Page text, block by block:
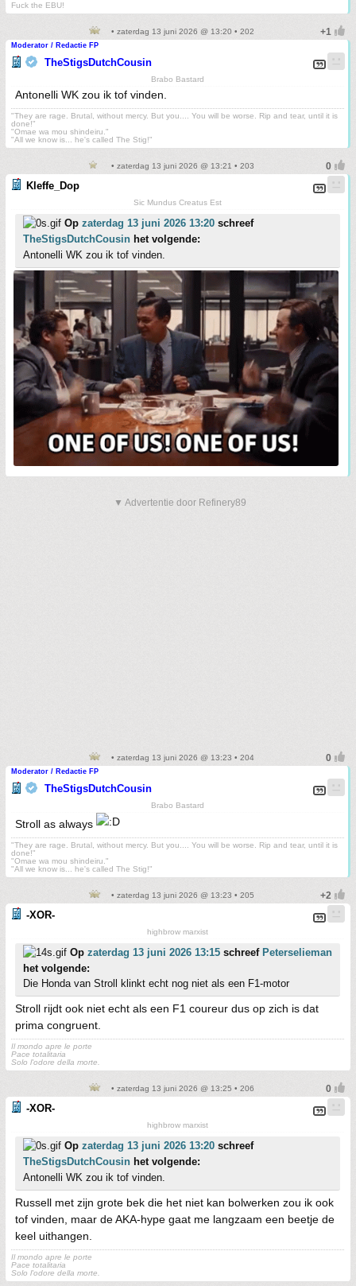
Fuck the EBU!
• zaterdag 13 juni 2026 @ 13:20 • 202
Moderator / Redactie FP
TheStigsDutchCousin
Brabo Bastard
Antonelli WK zou ik tof vinden.
"They are rage. Brutal, without mercy. But you.... You will be worse. Rip and tear, until it is
done!"
"Omae wa mou shindeiru."
"All we know is... he's called The Stig!"
• zaterdag 13 juni 2026 @ 13:21 • 203
Kleffe_Dop
Sic Mundus Creatus Est
Op zaterdag 13 juni 2026 13:20 schreef
TheStigsDutchCousin het volgende:
Antonelli WK zou ik tof vinden.
▼ Advertentie door Refinery89
• zaterdag 13 juni 2026 @ 13:23 • 204
Moderator / Redactie FP
TheStigsDutchCousin
Brabo Bastard
Stroll as always
"They are rage. Brutal, without mercy. But you.... You will be worse. Rip and tear, until it is
done!"
"Omae wa mou shindeiru."
"All we know is... he's called The Stig!"
• zaterdag 13 juni 2026 @ 13:23 • 205
-XOR-
highbrow marxist
Op zaterdag 13 juni 2026 13:15 schreef Peterselieman
het volgende:
Die Honda van Stroll klinkt echt nog niet als een F1-motor
Stroll rijdt ook niet echt als een F1 coureur dus op zich is dat
prima congruent.
Il mondo apre le porte
Pace totalitaria
Solo l'odore della morte.
• zaterdag 13 juni 2026 @ 13:25 • 206
-XOR-
highbrow marxist
Op zaterdag 13 juni 2026 13:20 schreef
TheStigsDutchCousin het volgende:
Antonelli WK zou ik tof vinden.
Russell met zijn grote bek die het niet kan bolwerken zou ik ook
tof vinden, maar de AKA-hype gaat me langzaam een beetje de
keel uithangen.
Il mondo apre le porte
Pace totalitaria
Solo l'odore della morte.